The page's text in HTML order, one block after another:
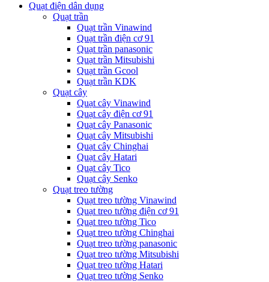
Quạt điện dân dụng
Quạt trần
Quạt trần Vinawind
Quạt trần điện cơ 91
Quạt trần panasonic
Quạt trần Mitsubishi
Quạt trần Gcool
Quạt trần KDK
Quạt cây
Quạt cây Vinawind
Quạt cây điện cơ 91
Quạt cây Panasonic
Quạt cây Mitsubishi
Quạt cây Chinghai
Quạt cây Hatari
Quạt cây Tico
Quạt cây Senko
Quạt treo tường
Quạt treo tường Vinawind
Quạt treo tường điện cơ 91
Quạt treo tường Tico
Quạt treo tường Chinghai
Quạt treo tường panasonic
Quạt treo tường Mitsubishi
Quạt treo tường Hatari
Quạt treo tường Senko